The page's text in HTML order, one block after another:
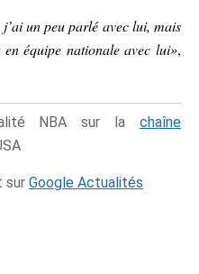
un peu parlé avec lui, mais
équipe nationale avec lui»,
NBA sur la chaîne
sur Google Actualités